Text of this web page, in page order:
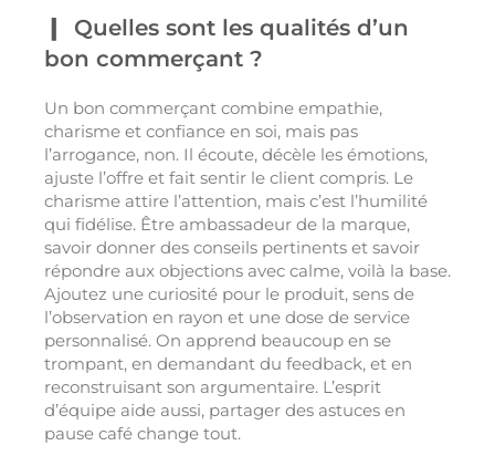
Quelles sont les qualités d’un
bon commerçant ?
Un bon commerçant combine empathie,
charisme et confiance en soi, mais pas
l’arrogance, non. Il écoute, décèle les émotions,
ajuste l’offre et fait sentir le client compris. Le
charisme attire l’attention, mais c’est l’humilité
qui fidélise. Être ambassadeur de la marque,
savoir donner des conseils pertinents et savoir
répondre aux objections avec calme, voilà la base.
Ajoutez une curiosité pour le produit, sens de
l’observation en rayon et une dose de service
personnalisé. On apprend beaucoup en se
trompant, en demandant du feedback, et en
reconstruisant son argumentaire. L’esprit
d’équipe aide aussi, partager des astuces en
pause café change tout.